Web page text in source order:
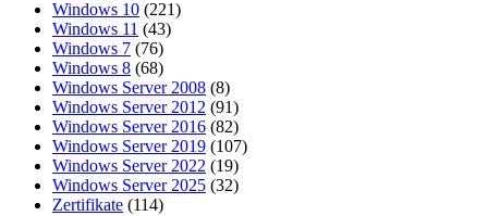
Windows 10 (221)
Windows 11 (43)
Windows 7 (76)
Windows 8 (68)
Windows Server 2008 (8)
Windows Server 2012 (91)
Windows Server 2016 (82)
Windows Server 2019 (107)
Windows Server 2022 (19)
Windows Server 2025 (32)
Zertifikate (114)